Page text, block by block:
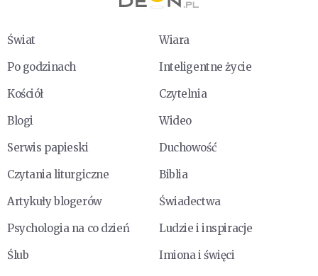
Świat
Wiara
Po godzinach
Inteligentne życie
Kościół
Czytelnia
Blogi
Wideo
Serwis papieski
Duchowość
Czytania liturgiczne
Biblia
Artykuły blogerów
Świadectwa
Psychologia na co dzień
Ludzie i inspiracje
Ślub
Imiona i święci